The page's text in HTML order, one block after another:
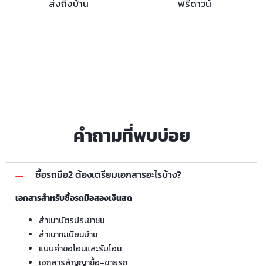
ส่งถึงบ้าน ฟรีดาวน์
คำถามที่พบบ่อย
ซื้อรถมือ2 ต้องเตรียมเอกสารอะไรบ้าง?
เอกสารสำหรับซื้อรถมือสองเงินสด
สำเนาบัตรประชาชน
สำเนาทะเบียนบ้าน
แบบคำขอโอนและรับโอน
เอกสารสัญญาซื้อ–ขายรถ